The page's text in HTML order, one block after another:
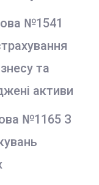
№1541
та
активи
№1165 З